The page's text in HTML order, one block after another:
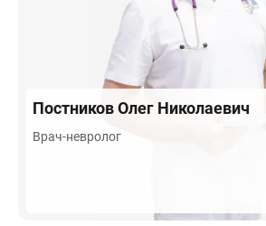
ПостниковОлег Николаевич
Врач-невролог